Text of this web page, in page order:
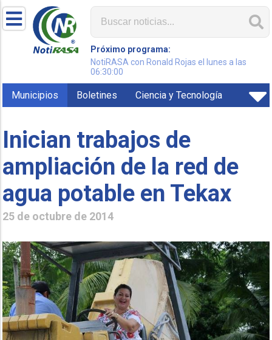
Próximo programa:
NotiRASA con Ronald Rojas el lunes a las
06:30:00
Municipios Boletines Ciencia y Tecnología
Inician trabajos de
ampliación de la red de
agua potable en Tekax
25 de octubre de 2014